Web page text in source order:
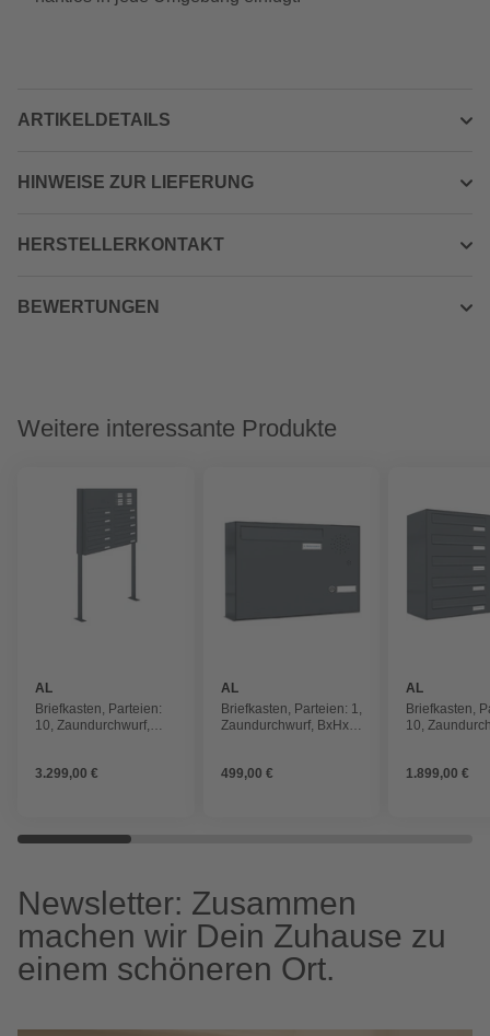
ARTIKELDETAILS
HINWEISE ZUR LIEFERUNG
HERSTELLERKONTAKT
BEWERTUNGEN
Weitere interessante Produkte
AL
BRIEFKASTENSYSTEME
Briefkasten, Parteien:
10, Zaundurchwurf,
3.299,00 €
AL
BRIEFKASTENSYSTEME
Briefkasten, Parteien: 1,
Zaundurchwurf, BxHxT:
499,00 €
AL
Briefkasten,
10,
1.899,00 €
Newsletter: Zusammen
machen wir Dein Zuhause zu
einem schöneren Ort.